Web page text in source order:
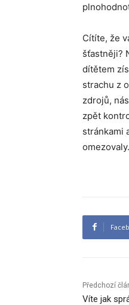
Cítíte, že
šťastněji?
dítětem
strachu z
zdrojů,
zpět
stránkami
Předchozí
Víte jak